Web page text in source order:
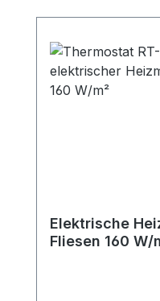
Elektrische
Fliesen 160 W/